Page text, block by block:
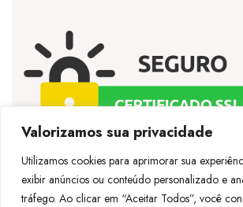
Valorizamos sua privacidade
Utilizamos cookies para aprimorar sua
exibir anúncios ou conteúdo personalizado e
tráfego. Ao clicar em “Aceitar Todos”, você
©Licie– Todos os direitos reservados –